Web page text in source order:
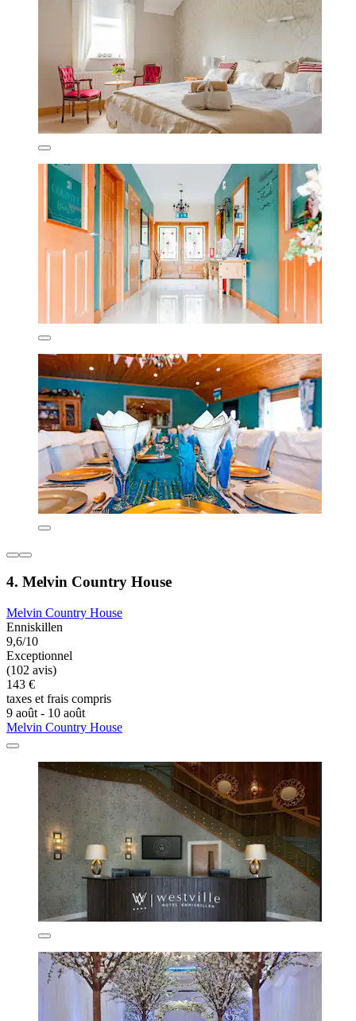
4. Melvin Country House
Melvin Country House
Enniskillen
9,6/10
Exceptionnel
(102 avis)
143 €
taxes et frais compris
9 août - 10 août
Melvin Country House